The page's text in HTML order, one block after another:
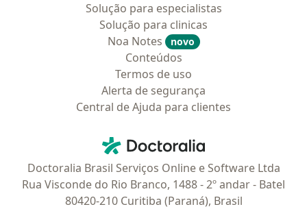
Solução para especialistas
Solução para clinicas
Noa Notes
novo
Conteúdos
Termos de uso
Alerta de segurança
Central de Ajuda para clientes
Doctoralia - Homepage
Doctoralia Brasil Serviços Online e Software Ltda
Rua Visconde do Rio Branco, 1488 - 2º andar - Batel
80420-210 Curitiba (Paraná), Brasil